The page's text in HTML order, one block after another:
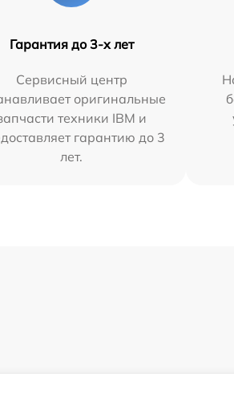
Гарантия до 3-х лет
Сервисный центр
оригинальные
техники IBM и
гарантию до 3
лет.